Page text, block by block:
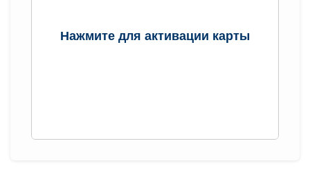
Нажмите для активации карты